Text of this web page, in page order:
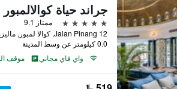
جراند حياة كوالالمبور
5 نجوم
ممتاز 9.1
12 Jalan Pinang, كوالا لمبور, ماليزيا
0.0 كيلومتر عن وسط المدينة
واي فاي مجاني
موقف